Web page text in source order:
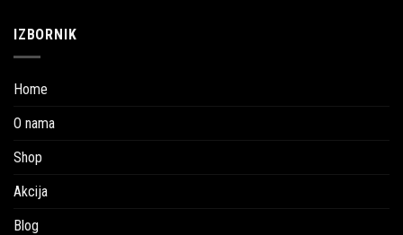
IZBORNIK
Home
O nama
Shop
Akcija
Blog